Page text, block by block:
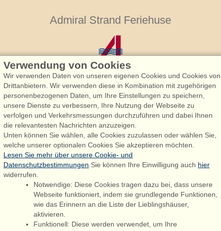
Admiral Strand Feriehuse
Admiral Strand Feriehuse, Lønne
Houstrupvej 170, Lønne
6830 Nørre Nebel
booking@admiralstrand.com
+45 70 60 87 78
Følg os på: Facebook
Verwendung von Cookies
Wir verwenden Daten von unseren eigenen Cookies und Cookies von
Drittanbietern. Wir verwenden diese in Kombination mit zugehörigen
personenbezogenen Daten, um Ihre Einstellungen zu speichern,
unsere Dienste zu verbessern, Ihre Nutzung der Webseite zu
verfolgen und Verkehrsmessungen durchzuführen und dabei Ihnen
die relevantesten Nachrichten anzuzeigen.
Unten können Sie wählen, alle Cookies zuzulassen oder wählen Sie,
welche unserer optionalen Cookies Sie akzeptieren möchten.
Lesen Sie mehr über unsere Cookie- und
Datenschutzbestimmungen .Sie können Ihre Einwilligung auch hier
widerrufen.
Notwendige: Diese Cookies tragen dazu bei, dass unsere
Webseite funktioniert, indem sie grundlegende Funktionen,
wie das Erinnern an die Liste der Lieblingshäuser,
aktivieren.
Funktionell: Diese werden verwendet, um Ihre